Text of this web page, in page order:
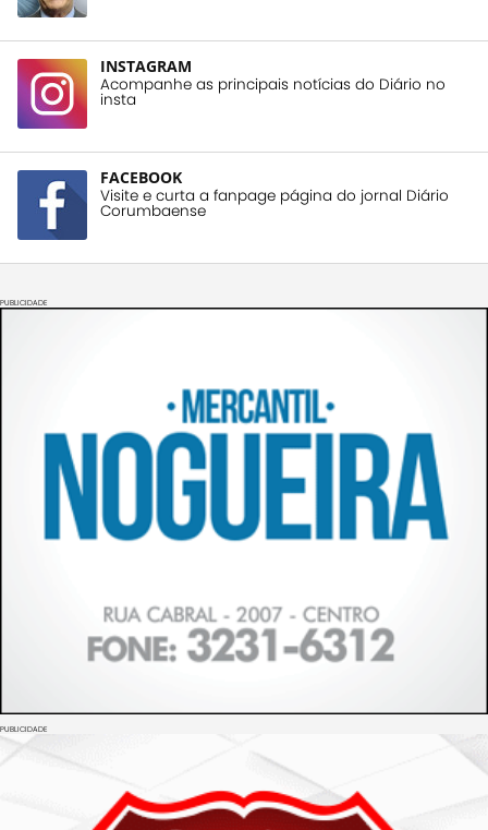
INSTAGRAM
Acompanhe as principais notícias do Diário no
insta
FACEBOOK
Visite e curta a fanpage página do jornal Diário
Corumbaense
PUBLICIDADE
PUBLICIDADE